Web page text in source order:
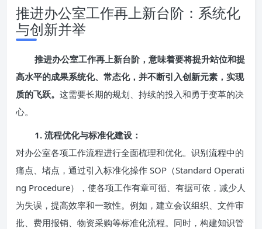
推进办公室工作再上新台阶：系统化
与创新并举
推进办公室工作再上新台阶，意味着要将提升站位和提
高水平的成果系统化、常态化，并不断引入创新元素，实现
质的飞跃。 这需要长期的规划、持续的投入和勇于变革的决
心。
1. 流程优化与标准化建设：
对办公室各项工作流程进行全面梳理和优化。识别流程中的
痛点、堵点，通过引入标准化操作 SOP（Standard Operati
ng Procedure），使各项工作有章可循、有据可依，减少人
为失误，提高效率和一致性。例如，建立会议组织、文件审
批、费用报销、物资采购等标准化流程。同时，构建知识管